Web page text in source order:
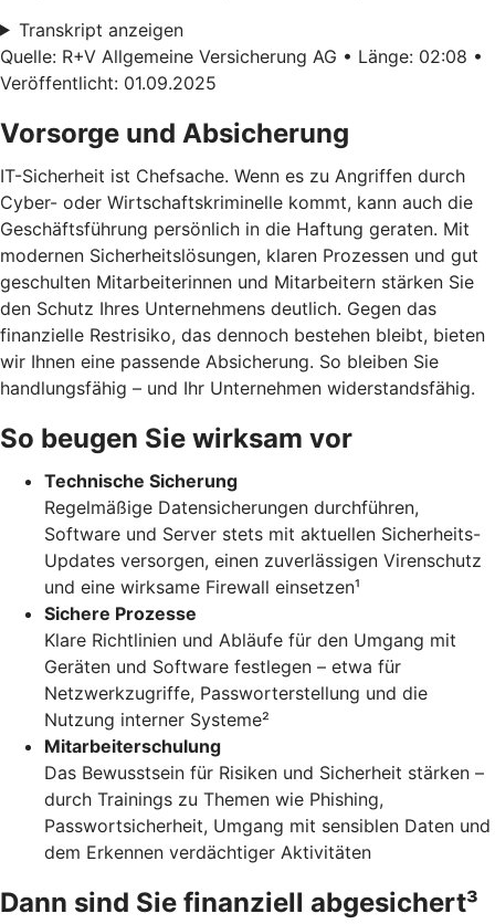
Transkript anzeigen
Quelle: R+V Allgemeine Versicherung AG • Länge: 02:08 •
Veröffentlicht: 01.09.2025
Vorsorge und Absicherung
IT-Sicherheit ist Chefsache. Wenn es zu Angriffen durch
Cyber- oder Wirtschaftskriminelle kommt, kann auch die
Geschäftsführung persönlich in die Haftung geraten. Mit
modernen Sicherheitslösungen, klaren Prozessen und gut
geschulten Mitarbeiterinnen und Mitarbeitern stärken Sie
den Schutz Ihres Unternehmens deutlich. Gegen das
finanzielle Restrisiko, das dennoch bestehen bleibt, bieten
wir Ihnen eine passende Absicherung. So bleiben Sie
handlungsfähig – und Ihr Unternehmen widerstandsfähig.
So beugen Sie wirksam vor
Technische Sicherung
Regelmäßige Datensicherungen durchführen,
Software und Server stets mit aktuellen Sicherheits-
Updates versorgen, einen zuverlässigen Virenschutz
und eine wirksame Firewall einsetzen¹
Sichere Prozesse
Klare Richtlinien und Abläufe für den Umgang mit
Geräten und Software festlegen – etwa für
Netzwerkzugriffe, Passworterstellung und die
Nutzung interner Systeme²
Mitarbeiterschulung
Das Bewusstsein für Risiken und Sicherheit stärken –
durch Trainings zu Themen wie Phishing,
Passwortsicherheit, Umgang mit sensiblen Daten und
dem Erkennen verdächtiger Aktivitäten
Dann sind Sie finanziell abgesichert³